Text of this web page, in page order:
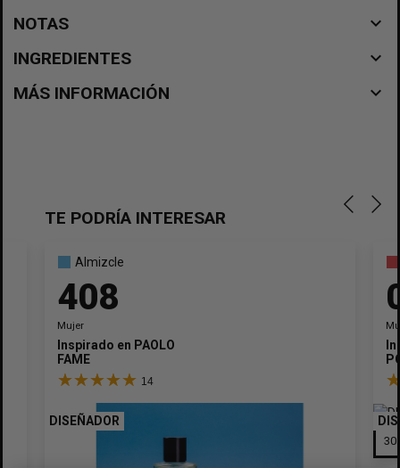
Crear lista de deseos ×
NOTAS navigate_before
INGREDIENTES navigate_before
MÁS INFORMACIÓN navigate_before
TE PODRÍA INTERESAR
Almizcle
408
Mujer
Inspirado en PAOLO
FAME
14
DISEÑADOR